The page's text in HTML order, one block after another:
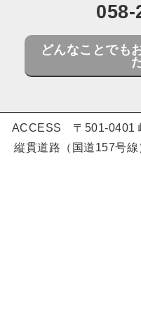
058-
どんなことでも
ACCESS 〒501-0401
縦貫道路（国道157号